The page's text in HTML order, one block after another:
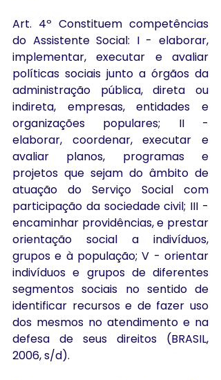
Art. 4º Constituem competências
do Assistente Social: I - elaborar,
implementar, executar e avaliar
políticas sociais junto a órgãos da
administração pública, direta ou
indireta, empresas, entidades e
organizações populares; II -
elaborar, coordenar, executar e
avaliar planos, programas e
projetos que sejam do âmbito de
atuação do Serviço Social com
participação da sociedade civil; III -
encaminhar providências, e prestar
orientação social a indivíduos,
grupos e à população; V - orientar
indivíduos e grupos de diferentes
segmentos sociais no sentido de
identificar recursos e de fazer uso
dos mesmos no atendimento e na
defesa de seus direitos (BRASIL,
2006, s/d).